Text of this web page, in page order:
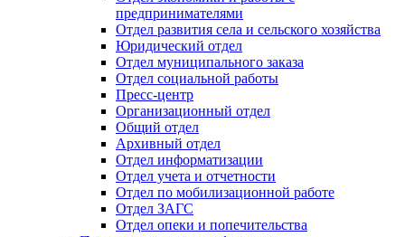
предпринимателями
Отдел развития села и сельского хозяйства
Юридический отдел
Отдел муниципального заказа
Отдел социальной работы
Пресс-центр
Организационный отдел
Общий отдел
Архивный отдел
Отдел информатизации
Отдел учета и отчетности
Отдел по мобилизационной работе
Отдел ЗАГС
Отдел опеки и попечительства